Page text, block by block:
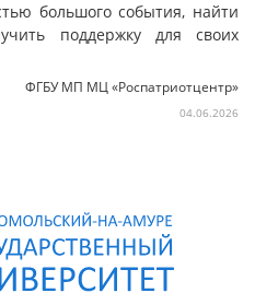
большого события, найти
поддержку для своих
ФГБУ МП МЦ «Роспатриотцентр»
04.06.2026